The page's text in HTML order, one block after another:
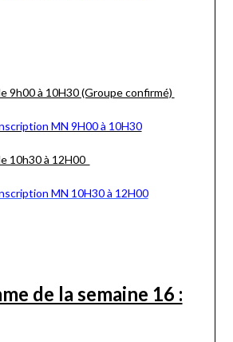
9h00 à 10H30 (Groupe confirmé)
MN 9H00 à 10H30
10h30 à 12H00
MN 10H30 à 12H00
de la semaine 16 :